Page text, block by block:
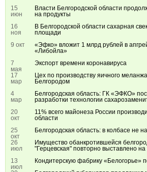
15
июн
Власти Белгородской области
на продукты
16
ноя
В Белгородской области сахарная
площади
9 окт
«Эфко» вложит 1 млрд рублей в
«Либойла»
7
мая
Экспорт времени коронавируса
17
мар
Цех по производству яичного
Белгородом
4
мар
Белгородская область: ГК «ЭФКО»
разработки технологии
20
окт
11% всего майонеза России
области
25
окт
Белгородская область: в колбасе не
26
июл
Имущество обанкротившейся
"Герцевская" повторно выставлено
13
июл
Кондитерскую фабрику «Белогорье»